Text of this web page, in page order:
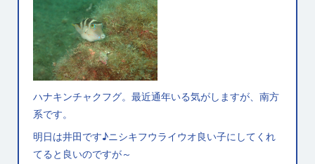
ハナキンチャクフグ。最近通年いる気がしますが、南方
系です。
明日は井田です♪ニシキフウライウオ良い子にしてくれ
てると良いのですが～